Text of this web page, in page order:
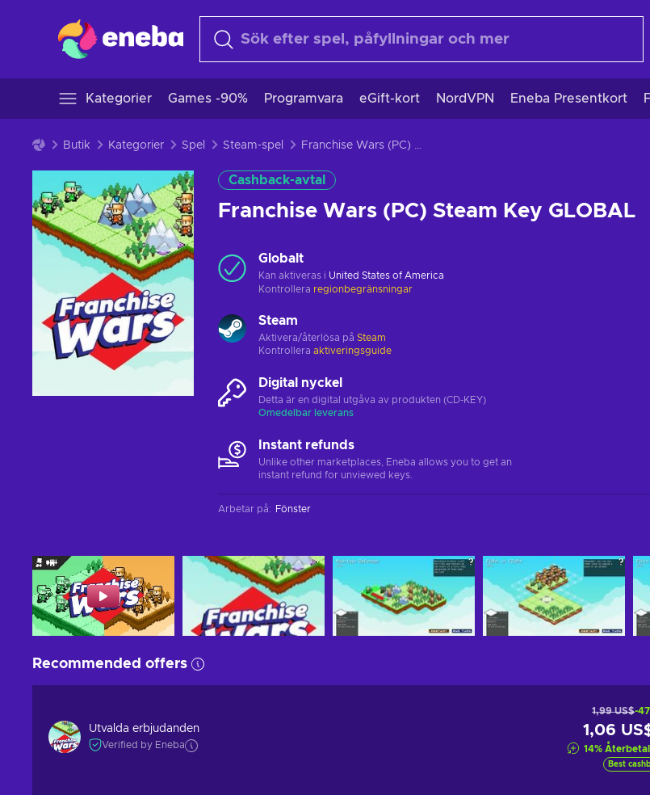
Kategorier Games -90% Programvara eGift-kort NordVPN Eneba Presentkort
Butik Kategorier Spel Steam-spel Franchise Wars (PC) Steam Key GLOBAL
Cashback-avtal
Franchise Wars (PC) Steam Key GLOBAL
Globalt
Kan aktiveras i United States of America
Kontrollera regionbegränsningar
Steam
Aktivera/återlösa på Steam
Kontrollera aktiveringsguide
Digital nyckel
Detta är en digital utgåva av produkten (CD-KEY)
Omedelbar leverans
Instant refunds
Unlike other marketplaces, Eneba allows you to get an
instant refund for unviewed keys.
Arbetar på: Fönster
Recommended offers
Utvalda erbjudanden
Verified by Eneba
1,99 US$-
1,06
14%
Best